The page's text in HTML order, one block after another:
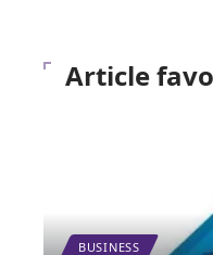
Article
BUSINESS